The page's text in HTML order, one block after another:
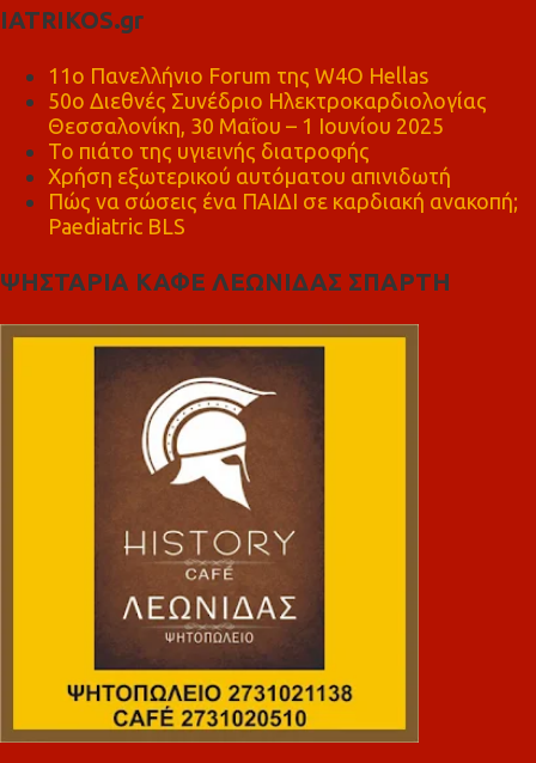
IATRIKOS.gr
11ο Πανελλήνιο Forum της W4O Hellas
50ο Διεθνές Συνέδριο Ηλεκτροκαρδιολογίας
Θεσσαλονίκη, 30 Μαΐου – 1 Ιουνίου 2025
Το πιάτο της υγιεινής διατροφής
Χρήση εξωτερικού αυτόματου απινιδωτή
Πώς να σώσεις ένα ΠΑΙΔΙ σε καρδιακή ανακοπή;
Paediatric BLS
ΨΗΣΤΑΡΙΑ ΚΑΦΕ ΛΕΩΝΙΔΑΣ ΣΠΑΡΤΗ